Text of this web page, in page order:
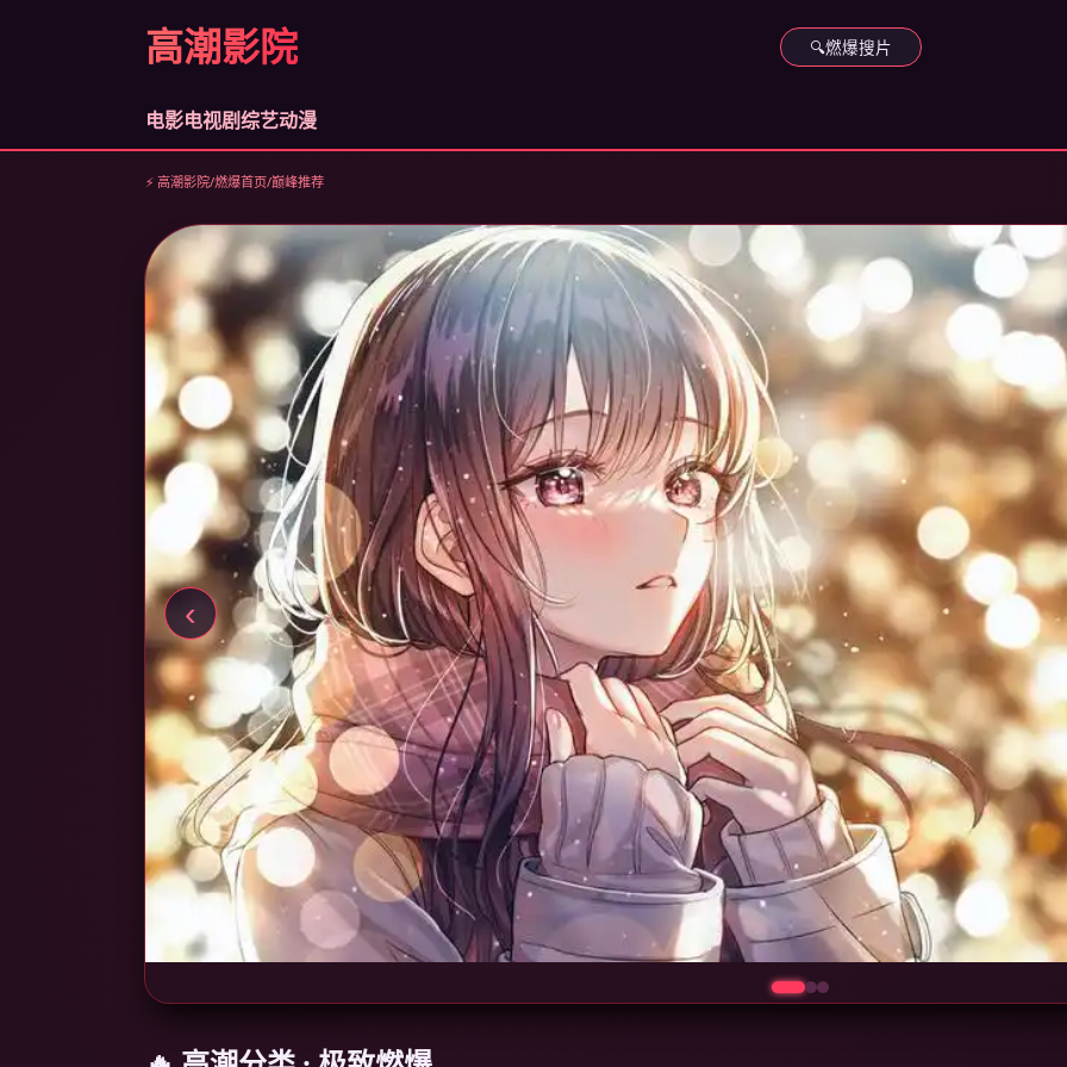
高潮影院 🔍燃爆搜片
电影电视剧综艺动漫
⚡ 高潮影院/燃爆首页/巅峰推荐
‹